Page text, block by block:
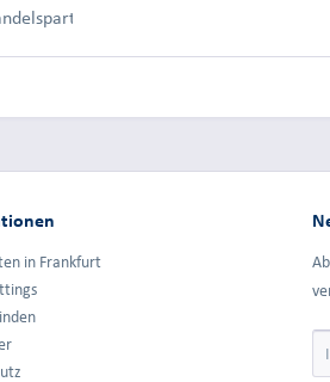
nach Anmeldung.
in Frankfurt